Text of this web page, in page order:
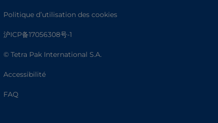
Politique d’utilisation des cookies
沪ICP备17056308号-1
© Tetra Pak International S.A.
Accessibilité
FAQ